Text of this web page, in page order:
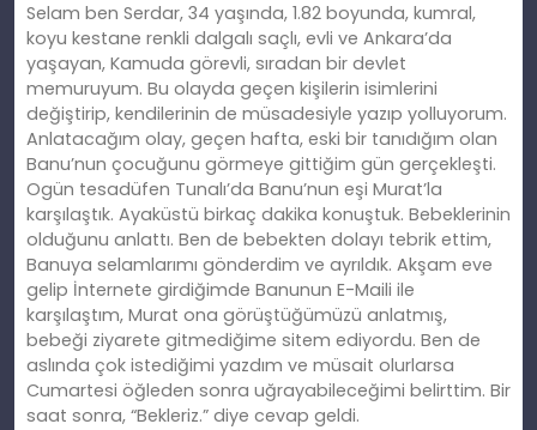
Selam ben Serdar, 34 yaşında, 1.82 boyunda, kumral,
koyu kestane renkli dalgalı saçlı, evli ve Ankara’da
yaşayan, Kamuda görevli, sıradan bir devlet
memuruyum. Bu olayda geçen kişilerin isimlerini
değiştirip, kendilerinin de müsadesiyle yazıp yolluyorum.
Anlatacağım olay, geçen hafta, eski bir tanıdığım olan
Banu’nun çocuğunu görmeye gittiğim gün gerçekleşti.
Ogün tesadüfen Tunalı’da Banu’nun eşi Murat’la
karşılaştık. Ayaküstü birkaç dakika konuştuk. Bebeklerinin
olduğunu anlattı. Ben de bebekten dolayı tebrik ettim,
Banuya selamlarımı gönderdim ve ayrıldık. Akşam eve
gelip İnternete girdiğimde Banunun E-Maili ile
karşılaştım, Murat ona görüştüğümüzü anlatmış,
bebeği ziyarete gitmediğime sitem ediyordu. Ben de
aslında çok istediğimi yazdım ve müsait olurlarsa
Cumartesi öğleden sonra uğrayabileceğimi belirttim. Bir
saat sonra, “Bekleriz.” diye cevap geldi.